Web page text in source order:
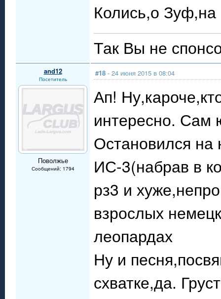
Колись,о Зуф,на
Так Вы не
and12
Посетитель
Поволжье
Сообщений: 1794
#18 - 24 июня 2015 в 08:04
Ап!
интересно. Сам
Остановился
ИС-3(набрав в
рз3 и
взрослых
леопардах
Ну и
схватке,да.